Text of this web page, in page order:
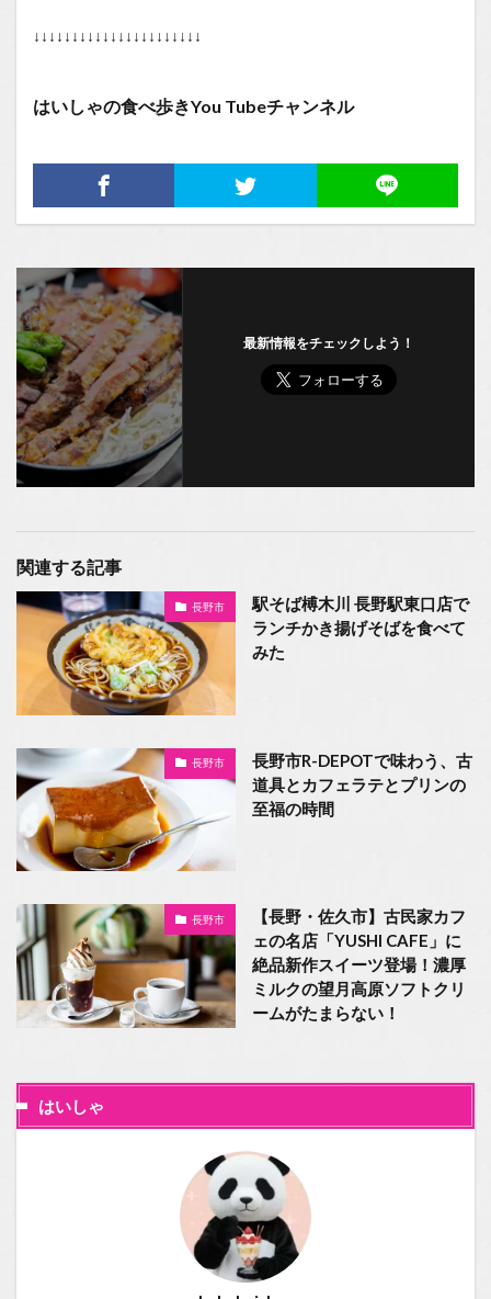
↓↓↓↓↓↓↓↓↓↓↓↓↓↓↓↓↓↓↓↓↓↓
はいしゃの食べ歩きYou Tubeチャンネル
最新情報をチェックしよう！
関連する記事
長野市
駅そば榑木川 長野駅東口店で
ランチかき揚げそばを食べて
みた
長野市
長野市R-DEPOTで味わう、古
道具とカフェラテとプリンの
至福の時間
長野市
【長野・佐久市】古民家カフ
ェの名店「YUSHI CAFE」に
絶品新作スイーツ登場！濃厚
ミルクの望月高原ソフトクリ
ームがたまらない！
はいしゃ